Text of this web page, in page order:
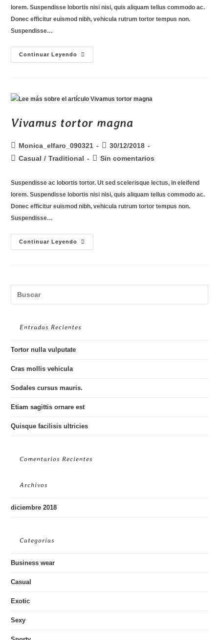
lorem. Suspendisse lobortis nisi nisi, quis aliquam tellus commodo ac.
Donec efficitur euismod nibh, vehicula rutrum tortor tempus non.
Suspendisse…
Continuar Leyendo
Vivamus tortor magna
Monica_elfaro_090321
30/12/2018
Casual / Traditional Sin comentarios
Suspendisse ac lobortis tortor. Ut sed scelerisque lectus, in eleifend
lorem. Suspendisse lobortis nisi nisi, quis aliquam tellus commodo ac.
Donec efficitur euismod nibh, vehicula rutrum tortor tempus non.
Suspendisse…
Continuar Leyendo
Entradas Recientes
Tortor nulla vulputate
Cras mollis vehicula
Sodales cursus mauris.
Etiam sagittis ornare est
Quisque facilisis ultricies
Comentarios Recientes
Archivos
diciembre 2018
Categorías
Business wear
Casual
Exotic
Sexy